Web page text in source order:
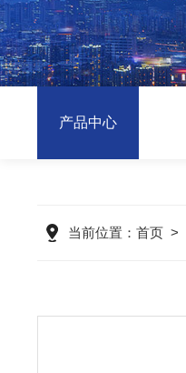
产品中心
当前位置： 首页>